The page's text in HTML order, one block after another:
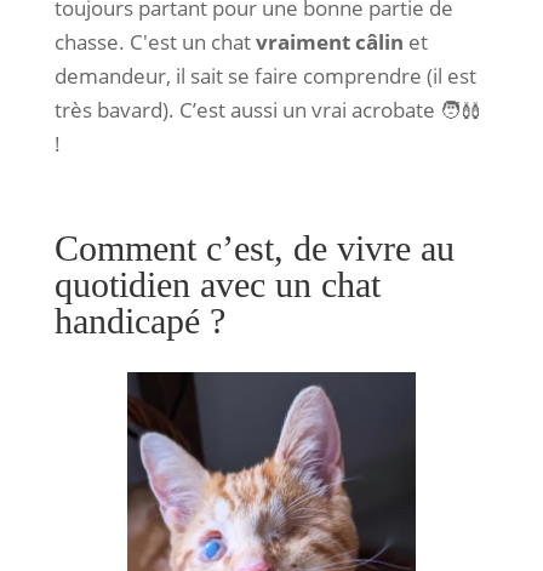
toujours partant pour une bonne partie de
chasse. C'est un chatvraiment câlin et
demandeur, il sait se faire comprendre (il est
très bavard). C’est aussi un vrai acrobate 🧑‍🩰
!
Comment c’est, de vivre au
quotidien avec un chat
handicapé ?